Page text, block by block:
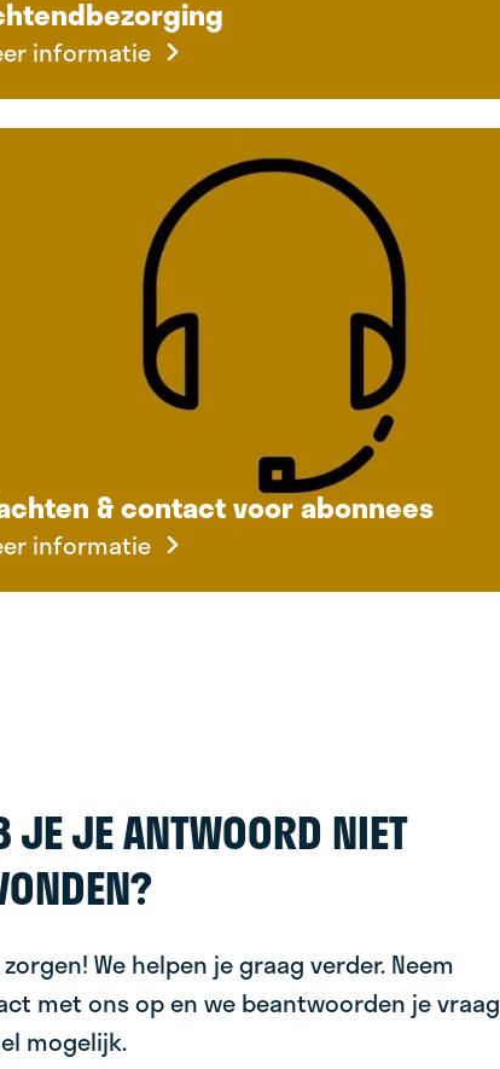
informatie
& contact voor abonnees
informatie
JE JE ANTWOORD NIET
zorgen! We helpen je graag verder. Neem
met ons op en we beantwoorden je vraag
mogelijk.